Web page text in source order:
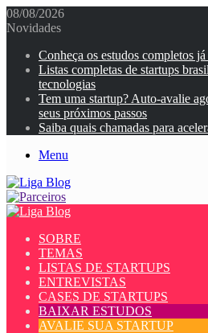
08/08/2026
Novidades
Conheça os estudos completos
Listas completas de startups
tecnologias
Tem uma startup? Auto-avalie
seus próximos passos
Saiba quais chamadas para
Menu
SOBRE
TEMAS
LISTAS DE STARTUPS
ENTREVISTAS
CASES DE STARTUPS
BAIXAR ESTUDOS
AVALIE SUA STARTUP